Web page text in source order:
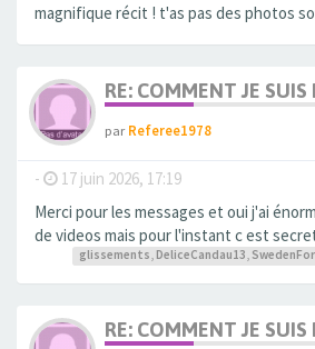
magnifique récit ! t'as pas des photos
RE: COMMENT JE
parReferee1978
- 17 juin 2026, 17:19
Merci pour les messages et oui j'ai
de videos mais pour l'instant c est
glissements, DeliceCandau13,
RE: COMMENT JE